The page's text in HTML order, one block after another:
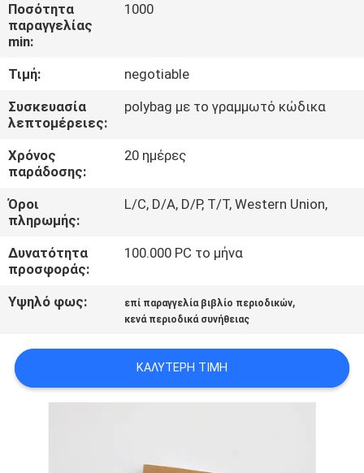
ΜΑΣ
ΕΛΆΤΕ
ΣΕ
ΕΠΑΦΉ
ΜΕ
ΖΗΤΉΣΤΕ
ΈΝΑ
ΑΠΌΣΠΑΣΜΑ
SITEMAP
PRIVACY
POLICY
Ποσότητα
παραγγελίας
min:
1000
Τιμή:
negotiable
Συσκευασία
λεπτομέρειες:
polybag με το γραμμωτό κώδικα
Χρόνος
παράδοσης:
20 ημέρες
Όροι
πληρωμής:
L/C, D/A, D/P, T/T, Western Union,
Δυνατότητα
προσφοράς:
100.000 PC το μήνα
Υψηλό φως: επί παραγγελία βιβλίο περιοδικών,
κενά περιοδικά συνήθειας
ΚΑΛΎΤΕΡΗ ΤΙΜΉ